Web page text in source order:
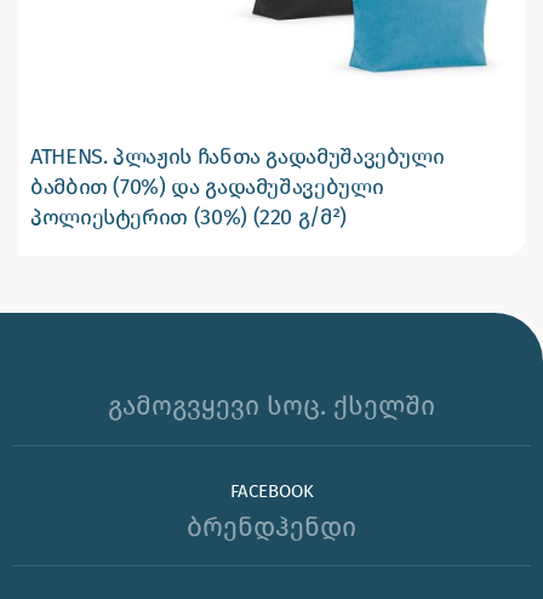
ATHENS. პლაჟის ჩანთა გადამუშავებული
ბამბით (70%) და გადამუშავებული
პოლიესტერით (30%) (220 გ/მ²)
გამოგვყევი სოც. ქსელში
FACEBOOK
ბრენდჰენდი